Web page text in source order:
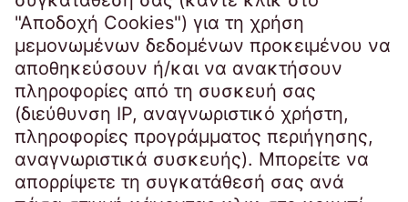
EOS Matrix S.A.
Λεωφόρος Βουλιαγμένης 423Β
163 46 Ηλιούπολη
Ελλάδα
Τηλέφωνο:+30 210 9792 990
infogr@eos-greece.com